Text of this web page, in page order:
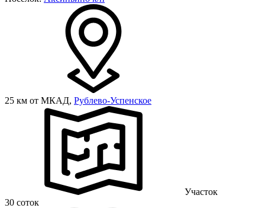
25 км от МКАД, Рублево-Успенское
Участок
30 соток